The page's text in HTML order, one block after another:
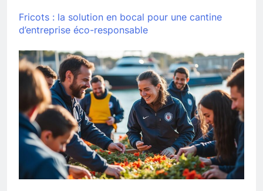
Fricots : la solution en bocal pour une cantine
d’entreprise éco-responsable